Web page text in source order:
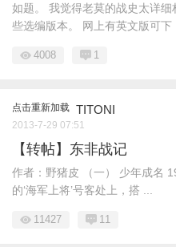
如题。 我觉得老莫的战史太详
些选编版本。 网上有英文版可下
4008 1
点击重新加载 TITONI
2013-7-29 07:51
【转帖】东非战记
作者：野猪皮 （一） 少年成名
的‘海军上将’号客处上，搭 ...
11427 11